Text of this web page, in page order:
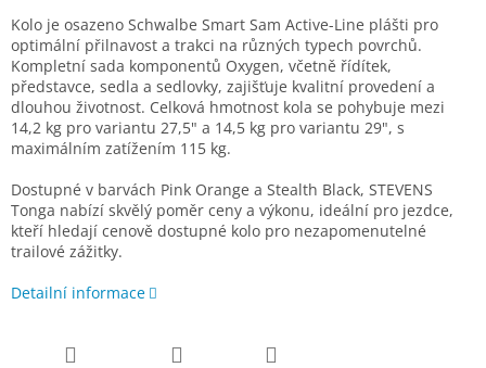
Kolo je osazeno Schwalbe Smart Sam Active-Line plášti pro
optimální přilnavost a trakci na různých typech povrchů.
Kompletní sada komponentů Oxygen, včetně řídítek,
představce, sedla a sedlovky, zajišťuje kvalitní provedení a
dlouhou životnost. Celková hmotnost kola se pohybuje mezi
14,2 kg pro variantu 27,5" a 14,5 kg pro variantu 29", s
maximálním zatížením 115 kg.
Dostupné v barvách Pink Orange a Stealth Black, STEVENS
Tonga nabízí skvělý poměr ceny a výkonu, ideální pro jezdce,
kteří hledají cenově dostupné kolo pro nezapomenutelné
trailové zážitky.
Detailní informace